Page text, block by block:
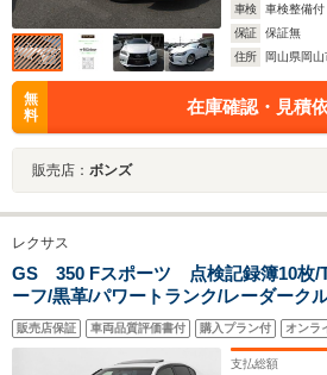
車検
車検整備付
保証
保証無
住所
岡山県岡
無
料
在庫確認・見積
販売店： ボンズ
レクサス
GS 350 Fスポーツ 点検記録簿10枚/
ーフ/黒革/パワートランク/レーダーク
シュ/クリアランスソナー/HUD/エアシ
ー/シートメモリー/LEDヘッドライト/
ビ/Bluetooth/フルセグ
販売店保証 車両品質評価書付 購入プラン付 オンラ
支払総額